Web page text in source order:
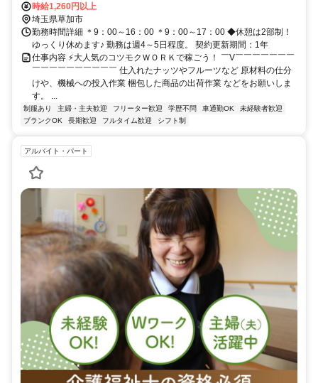
時給1,260円以上
埼玉県草加市
勤務時間詳細 ＊9：00～16：00 ＊9：00～17：00 ◆休憩は2部制！
ゆっくり休めます♪ 勤務は週4～5日程度。 契約更新期間：1年
仕事内容 ⚡大人気のコツモクＷＯＲＫで稼ごう！ ￣V￣￣￣￣￣￣￣
￣￣￣￣￣￣￣￣￣￣ 仕入れたナッツやフルーツなど 原材料の仕分
けや、機械への投入作業 梱包した商品の出荷作業 などをお願いしま
す。 ...
制服あり 主婦・主夫歓迎 フリーター歓迎 学歴不問 車通勤OK
未経験者歓迎
ブランクOK
長期歓迎 フルタイム歓迎 シフト制
アルバイト・パート